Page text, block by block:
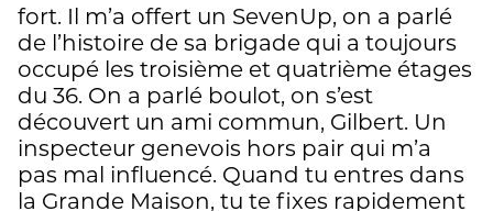
fort. Il m’a offert un SevenUp, on a parlé
de l’histoire de sa brigade qui a toujours
occupé les troisième et quatrième étages
du 36. On a parlé boulot, on s’est
découvert un ami commun, Gilbert. Un
inspecteur genevois hors pair qui m’a
pas mal influencé. Quand tu entres dans
la Grande Maison, tu te fixes rapidement